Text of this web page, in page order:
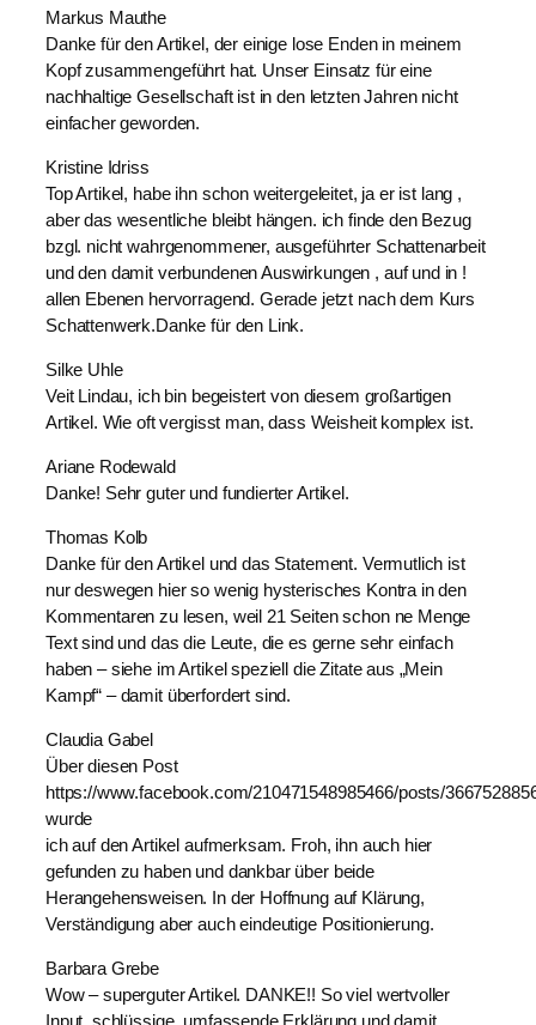
Markus Mauthe
Danke für den Artikel, der einige lose Enden in meinem
Kopf zusammengeführt hat. Unser Einsatz für eine
nachhaltige Gesellschaft ist in den letzten Jahren nicht
einfacher geworden.
Kristine Idriss
Top Artikel, habe ihn schon weitergeleitet, ja er ist lang ,
aber das wesentliche bleibt hängen. ich finde den Bezug
bzgl. nicht wahrgenommener, ausgeführter Schattenarbeit
und den damit verbundenen Auswirkungen , auf und in !
allen Ebenen hervorragend. Gerade jetzt nach dem Kurs
Schattenwerk.Danke für den Link.
Silke Uhle
Veit Lindau, ich bin begeistert von diesem großartigen
Artikel. Wie oft vergisst man, dass Weisheit komplex ist.
Ariane Rodewald
Danke! Sehr guter und fundierter Artikel.
Thomas Kolb
Danke für den Artikel und das Statement. Vermutlich ist
nur deswegen hier so wenig hysterisches Kontra in den
Kommentaren zu lesen, weil 21 Seiten schon ne Menge
Text sind und das die Leute, die es gerne sehr einfach
haben – siehe im Artikel speziell die Zitate aus „Mein
Kampf“ – damit überfordert sind.
Claudia Gabel
Über diesen Post
https://www.facebook.com/210471548985466/posts/
wurde
ich auf den Artikel aufmerksam. Froh, ihn auch hier
gefunden zu haben und dankbar über beide
Herangehensweisen. In der Hoffnung auf Klärung,
Verständigung aber auch eindeutige Positionierung.
Barbara Grebe
Wow – superguter Artikel. DANKE!! So viel wertvoller
Input, schlüssige, umfassende Erklärung und damit